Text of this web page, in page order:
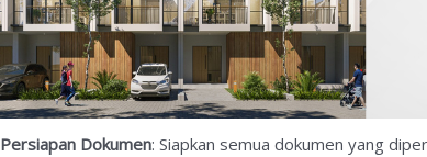
Persiapan Dokumen: Siapkan semua dokumen yang